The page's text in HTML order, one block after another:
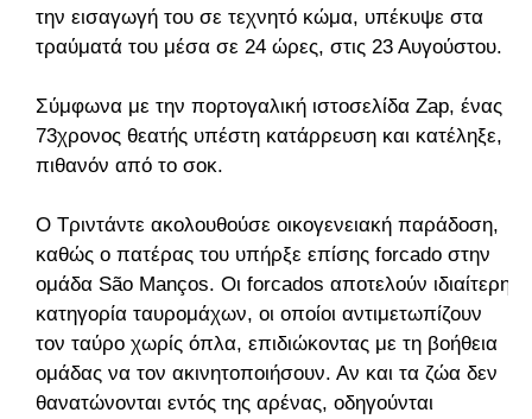
την εισαγωγή του σε τεχνητό κώμα, υπέκυψε στα
τραύματά του μέσα σε 24 ώρες, στις 23 Αυγούστου.
Σύμφωνα με την πορτογαλική ιστοσελίδα Zap, ένας
73χρονος θεατής υπέστη κατάρρευση και κατέληξε,
πιθανόν από το σοκ.
Ο Τριντάντε ακολουθούσε οικογενειακή παράδοση,
καθώς ο πατέρας του υπήρξε επίσης forcado στην
ομάδα São Manços. Οι forcados αποτελούν ιδιαίτερη
κατηγορία ταυρομάχων, οι οποίοι αντιμετωπίζουν
τον ταύρο χωρίς όπλα, επιδιώκοντας με τη βοήθεια
ομάδας να τον ακινητοποιήσουν. Αν και τα ζώα δεν
θανατώνονται εντός της αρένας, οδηγούνται